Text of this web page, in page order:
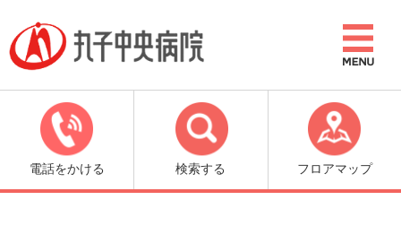
電話をかける 検索する フロアマップ